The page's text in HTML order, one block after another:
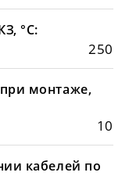
°С:
250
монтаже,
10
кабелей по